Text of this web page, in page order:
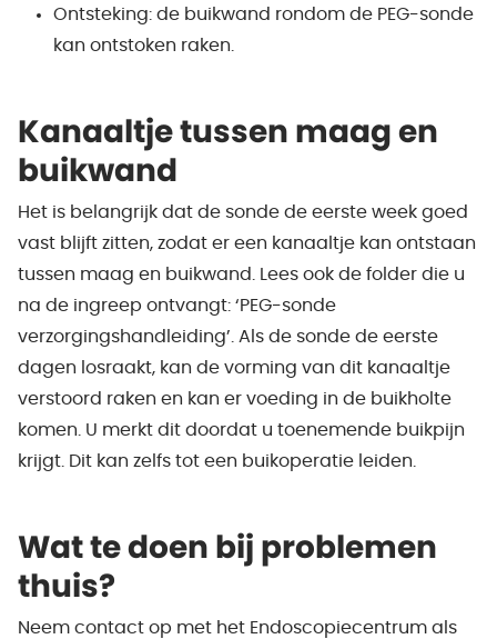
Ontsteking: de buikwand rondom de PEG-sonde
kan ontstoken raken.
Kanaaltje tussen maag en
buikwand
Het is belangrijk dat de sonde de eerste week goed
vast blijft zitten, zodat er een kanaaltje kan ontstaan
tussen maag en buikwand. Lees ook de folder die u
na de ingreep ontvangt: ‘PEG-sonde
verzorgingshandleiding’. Als de sonde de eerste
dagen losraakt, kan de vorming van dit kanaaltje
verstoord raken en kan er voeding in de buikholte
komen. U merkt dit doordat u toenemende buikpijn
krijgt. Dit kan zelfs tot een buikoperatie leiden.
Wat te doen bij problemen
thuis?
Neem contact op met het Endoscopiecentrum als